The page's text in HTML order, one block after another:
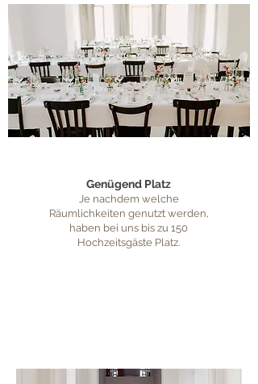
Genügend Platz
Je nachdem welche
Räumlichkeiten genutzt werden,
haben bei uns bis zu 150
Hochzeitsgäste Platz.